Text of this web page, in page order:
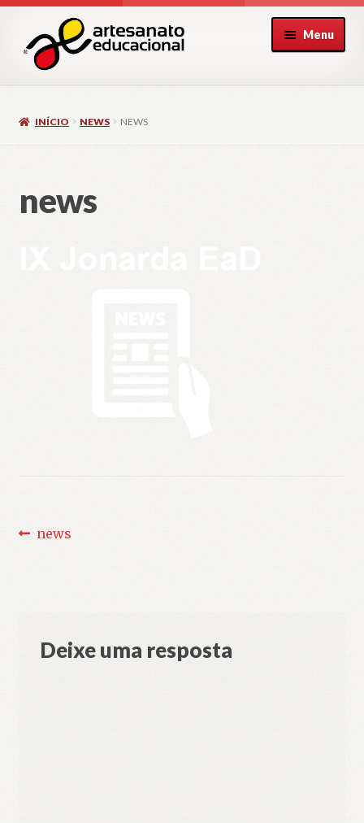
para
navegação
para
conteúdo
Menu
INÍCIO NEWS NEWS
news
Navegação
Post
news
Deixe uma resposta